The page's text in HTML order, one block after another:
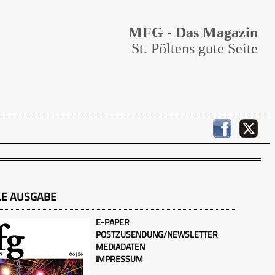
MFG - Das Magazin
St. Pöltens gute Seite
AUSGABE
E-PAPER
POSTZUSENDUNG/NEWSLETTER
MEDIADATEN
IMPRESSUM